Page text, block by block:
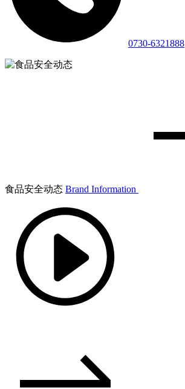
0730-6321888
食品安全动态 Brand Information